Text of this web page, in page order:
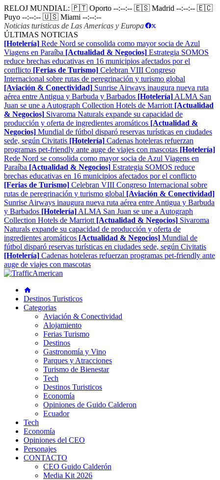
RELOJ MUNDIAL: 🇵🇹 Oporto --:--:-- 🇪🇸 Madrid --:--:-- 🇪🇨
Puyo --:--:-- 🇺🇸 Miami --:--:--
Noticias turisticas de Las Americas y Europa|
ÚLTIMAS NOTICIAS
[Hotelería] Rede Nord se consolida como mayor socia de Azul
Viagens en Paraíba [Actualidad & Negocios] Estrategia SOMOS
reduce brechas educativas en 16 municipios afectados por el
conflicto [Ferias de Turismo] Celebran VIII Congreso
Internacional sobre rutas de peregrinación y turismo global
[Aviación & Conectividad] Sunrise Airways inaugura nueva ruta
aérea entre Antigua y Barbuda y Barbados [Hotelería] ALMA San
Juan se une a Autograph Collection Hotels de Marriott [Actualidad
& Negocios] Sivaroma Naturals expande su capacidad de
producción y oferta de ingredientes aromáticos [Actualidad &
Negocios] Mundial de fútbol disparó reservas turísticas en ciudades
sede, según Civitatis [Hotelería] Cadenas hoteleras refuerzan
programas pet-friendly ante auge de viajes con mascotas [Hotelería]
Rede Nord se consolida como mayor socia de Azul Viagens en
Paraíba [Actualidad & Negocios] Estrategia SOMOS reduce
brechas educativas en 16 municipios afectados por el conflicto
[Ferias de Turismo] Celebran VIII Congreso Internacional sobre
rutas de peregrinación y turismo global [Aviación & Conectividad]
Sunrise Airways inaugura nueva ruta aérea entre Antigua y Barbuda
y Barbados [Hotelería] ALMA San Juan se une a Autograph
Collection Hotels de Marriott [Actualidad & Negocios] Sivaroma
Naturals expande su capacidad de producción y oferta de
ingredientes aromáticos [Actualidad & Negocios] Mundial de
fútbol disparó reservas turísticas en ciudades sede, según Civitatis
[Hotelería] Cadenas hoteleras refuerzan programas pet-friendly ante
auge de viajes con mascotas
Destinos Turisticos
Categorias
Aviación & Conectividad
Alojamiento
Ferias Turismo
Destinos
Gastronomía y Vino
Parques y Atracciones
Turismo de Bienestar
Tech
Destinos Turisticos
Economía
Opiniones de Guido Calderon
Ecuador
Tech
Economía
Opiniones del CEO
Personajes
CONTACTO
CEO Guido Calderón
Media Kit 2026